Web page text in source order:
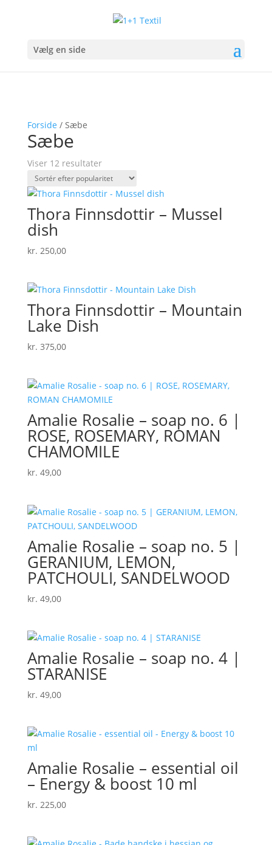
Vælg en side
Forside / Sæbe
Sæbe
Viser 12 resultaterSorteret
efter
popularitet
Thora Finnsdottir – Mussel
dish
kr. 250,00
Thora Finnsdottir – Mountain
Lake Dish
kr. 375,00
Amalie Rosalie – soap no. 6 |
ROSE, ROSEMARY, ROMAN
CHAMOMILE
kr. 49,00
Amalie Rosalie – soap no. 5 |
GERANIUM, LEMON,
PATCHOULI, SANDELWOOD
kr. 49,00
Amalie Rosalie – soap no. 4 |
STARANISE
kr. 49,00
Amalie Rosalie – essential oil
– Energy & boost 10 ml
kr. 225,00